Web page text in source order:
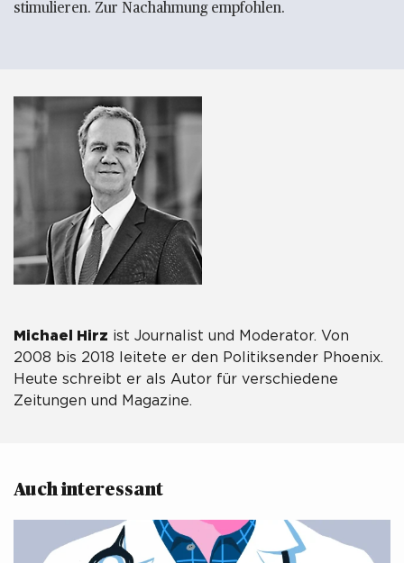
stimulieren. Zur Nachahmung empfohlen.
Michael Hirz ist Journalist und Moderator. Von
2008 bis 2018 leitete er den Politiksender Phoenix.
Heute schreibt er als Autor für verschiedene
Zeitungen und Magazine.
Auch interessant